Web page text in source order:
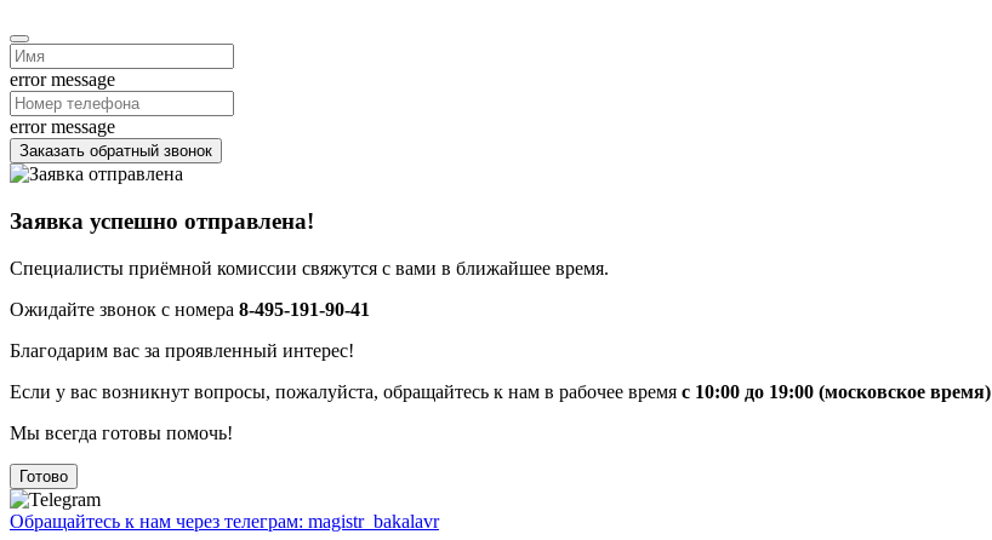
error message
error message
Заказать обратный звонок
Заявка успешно отправлена!
Специалисты приёмной комиссии свяжутся с вами в ближайшее время.
Ожидайте звонок с номера 8-495-191-90-41
Благодарим вас за проявленный интерес!
Если у вас возникнут вопросы, пожалуйста, обращайтесь к нам в рабочее время с 10:00 до 19:00 (московское время)
Мы всегда готовы помочь!
Готово
Обращайтесь к нам через телеграм: magistr_bakalavr